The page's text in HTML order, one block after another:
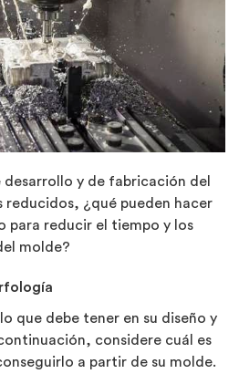
desarrollo y de fabricación del
reducidos, ¿qué pueden hacer
para reducir el tiempo y los
molde?
que debe tener en su diseño y
considere cuál es
a partir de su molde.